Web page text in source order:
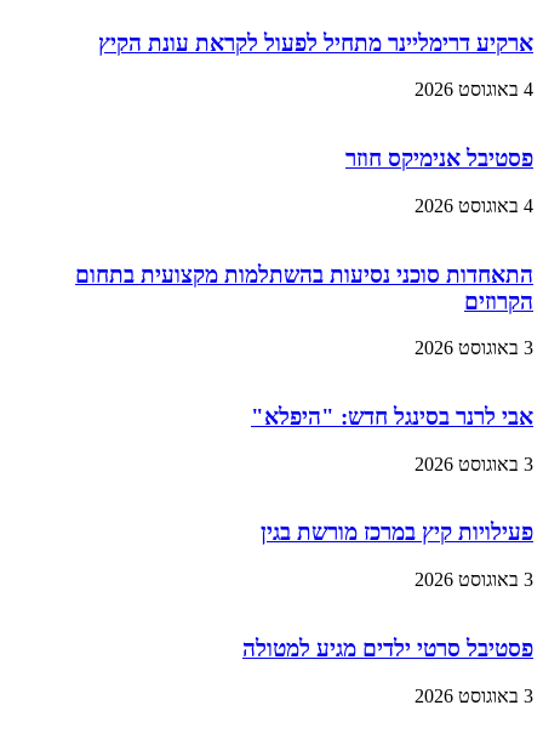
ארקיע דרימליינר מתחיל לפעול לקראת עונת הקיץ
4 באוגוסט 2026
פסטיבל אנימיקס חוזר
4 באוגוסט 2026
התאחדות סוכני נסיעות בהשתלמות מקצועית בתחום
הקרוזים
3 באוגוסט 2026
אבי לרנר בסינגל חדש: "היפלא"
3 באוגוסט 2026
פעילויות קיץ במרכז מורשת בגין
3 באוגוסט 2026
פסטיבל סרטי ילדים מגיע למטולה
3 באוגוסט 2026